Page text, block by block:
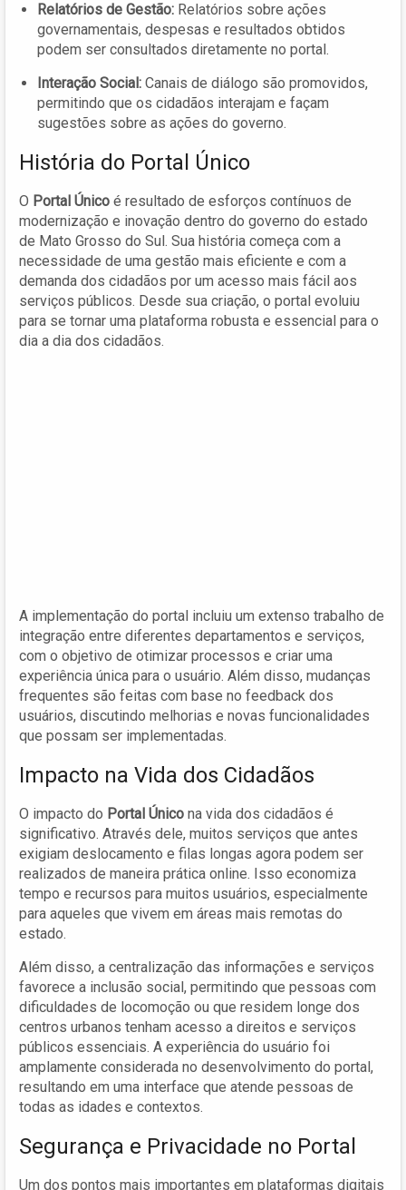
Relatórios de Gestão: Relatórios sobre ações
governamentais, despesas e resultados obtidos
podem ser consultados diretamente no portal.
Interação Social: Canais de diálogo são promovidos,
permitindo que os cidadãos interajam e façam
sugestões sobre as ações do governo.
História do Portal Único
O Portal Único é resultado de esforços contínuos de
modernização e inovação dentro do governo do estado
de Mato Grosso do Sul. Sua história começa com a
necessidade de uma gestão mais eficiente e com a
demanda dos cidadãos por um acesso mais fácil aos
serviços públicos. Desde sua criação, o portal evoluiu
para se tornar uma plataforma robusta e essencial para o
dia a dia dos cidadãos.
A implementação do portal incluiu um extenso trabalho de
integração entre diferentes departamentos e serviços,
com o objetivo de otimizar processos e criar uma
experiência única para o usuário. Além disso, mudanças
frequentes são feitas com base no feedback dos
usuários, discutindo melhorias e novas funcionalidades
que possam ser implementadas.
Impacto na Vida dos Cidadãos
O impacto do Portal Único na vida dos cidadãos é
significativo. Através dele, muitos serviços que antes
exigiam deslocamento e filas longas agora podem ser
realizados de maneira prática online. Isso economiza
tempo e recursos para muitos usuários, especialmente
para aqueles que vivem em áreas mais remotas do
estado.
Além disso, a centralização das informações e serviços
favorece a inclusão social, permitindo que pessoas com
dificuldades de locomoção ou que residem longe dos
centros urbanos tenham acesso a direitos e serviços
públicos essenciais. A experiência do usuário foi
amplamente considerada no desenvolvimento do portal,
resultando em uma interface que atende pessoas de
todas as idades e contextos.
Segurança e Privacidade no Portal
Um dos pontos mais importantes em plataformas digitais